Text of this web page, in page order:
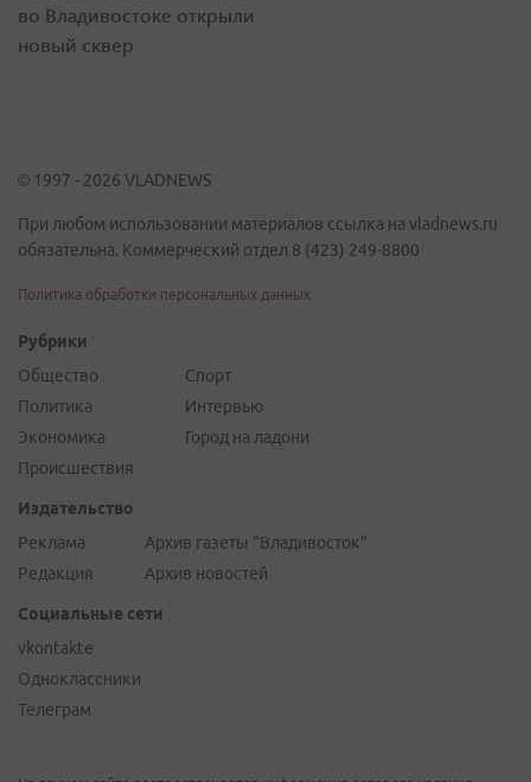
во Владивостоке открыли
новый сквер
© 1997 - 2026 VLADNEWS
При любом использовании материалов ссылка на vladnews.ru
обязательна. Коммерческий отдел 8 (423) 249-8800
Политика обработки персональных данных
Рубрики
Общество
Политика
Экономика
Происшествия
Спорт
Интервью
Город на ладони
Издательство
Реклама
Редакция
Архив газеты "Владивосток"
Архив новостей
Социальные сети
vkontakte
Одноклассники
Телеграм